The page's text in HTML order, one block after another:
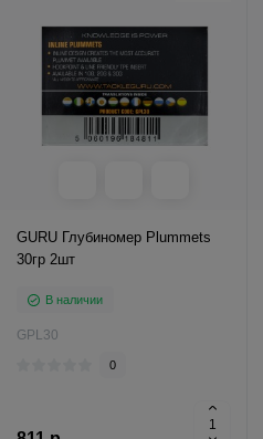
GURU Глубиномер Plummets
30гр 2шт
В наличии
GPL30
0